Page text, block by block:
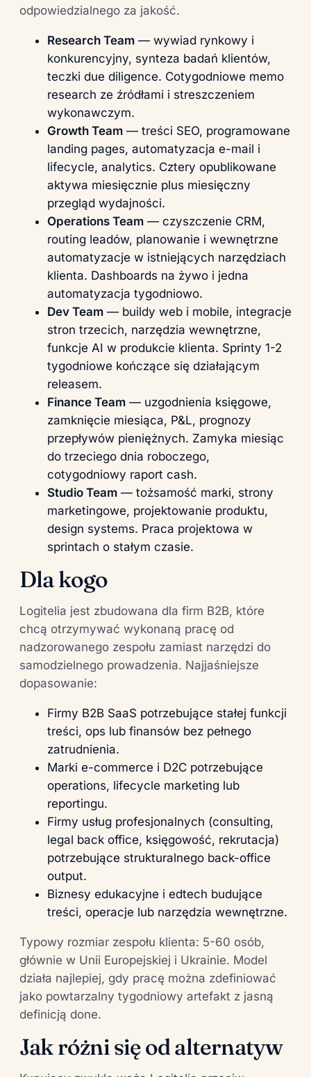
odpowiedzialnego za jakość.
Research Team — wywiad rynkowy i
konkurencyjny, synteza badań klientów,
teczki due diligence. Cotygodniowe memo
research ze źródłami i streszczeniem
wykonawczym.
Growth Team — treści SEO, programowane
landing pages, automatyzacja e-mail i
lifecycle, analytics. Cztery opublikowane
aktywa miesięcznie plus miesięczny
przegląd wydajności.
Operations Team — czyszczenie CRM,
routing leadów, planowanie i wewnętrzne
automatyzacje w istniejących narzędziach
klienta. Dashboards na żywo i jedna
automatyzacja tygodniowo.
Dev Team — buildy web i mobile, integracje
stron trzecich, narzędzia wewnętrzne,
funkcje AI w produkcie klienta. Sprinty 1-2
tygodniowe kończące się działającym
releasem.
Finance Team — uzgodnienia księgowe,
zamknięcie miesiąca, P&L, prognozy
przepływów pieniężnych. Zamyka miesiąc
do trzeciego dnia roboczego,
cotygodniowy raport cash.
Studio Team — tożsamość marki, strony
marketingowe, projektowanie produktu,
design systems. Praca projektowa w
sprintach o stałym czasie.
Dla kogo
Logitelia jest zbudowana dla firm B2B, które
chcą otrzymywać wykonaną pracę od
nadzorowanego zespołu zamiast narzędzi do
samodzielnego prowadzenia. Najjaśniejsze
dopasowanie:
Firmy B2B SaaS potrzebujące stałej funkcji
treści, ops lub finansów bez pełnego
zatrudnienia.
Marki e-commerce i D2C potrzebujące
operations, lifecycle marketing lub
reportingu.
Firmy usług profesjonalnych (consulting,
legal back office, księgowość, rekrutacja)
potrzebujące strukturalnego back-office
output.
Biznesy edukacyjne i edtech budujące
treści, operacje lub narzędzia wewnętrzne.
Typowy rozmiar zespołu klienta: 5-60 osób,
głównie w Unii Europejskiej i Ukrainie. Model
działa najlepiej, gdy pracę można zdefiniować
jako powtarzalny tygodniowy artefakt z jasną
definicją done.
Jak różni się od alternatyw